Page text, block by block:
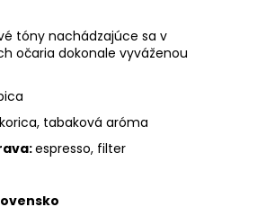
tóny nachádzajúce sa v
očaria dokonale vyváženou
tabaková aróma
espresso, filter